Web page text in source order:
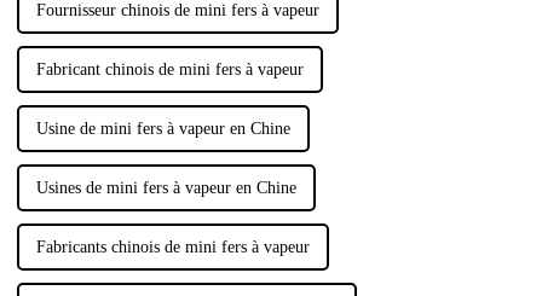
Fournisseur chinois de mini fers à vapeur
Fabricant chinois de mini fers à vapeur
Usine de mini fers à vapeur en Chine
Usines de mini fers à vapeur en Chine
Fabricants chinois de mini fers à vapeur